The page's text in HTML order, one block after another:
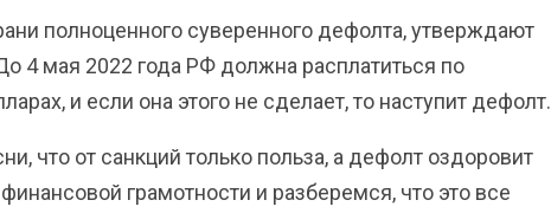
полноценного суверенного дефолта, утверждают
4 мая 2022 года РФ должна расплатиться по
и если она этого не сделает, то наступит дефолт.
что от санкций только польза, а дефолт оздоровит
грамотности и разберемся, что это все